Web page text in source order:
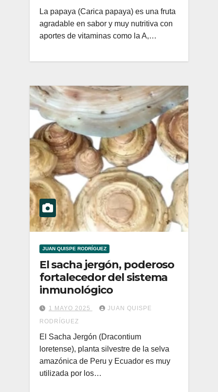
La papaya (Carica papaya) es una fruta
agradable en sabor y muy nutritiva con
aportes de vitaminas como la A,…
JUAN QUISPE RODRÍGUEZ
El sacha jergón, poderoso
fortalecedor del sistema
inmunológico
1 MAYO 2025
JUAN QUISPE
RODRÍGUEZ
El Sacha Jergón (Dracontium
loretense), planta silvestre de la selva
amazónica de Peru y Ecuador es muy
utilizada por los…